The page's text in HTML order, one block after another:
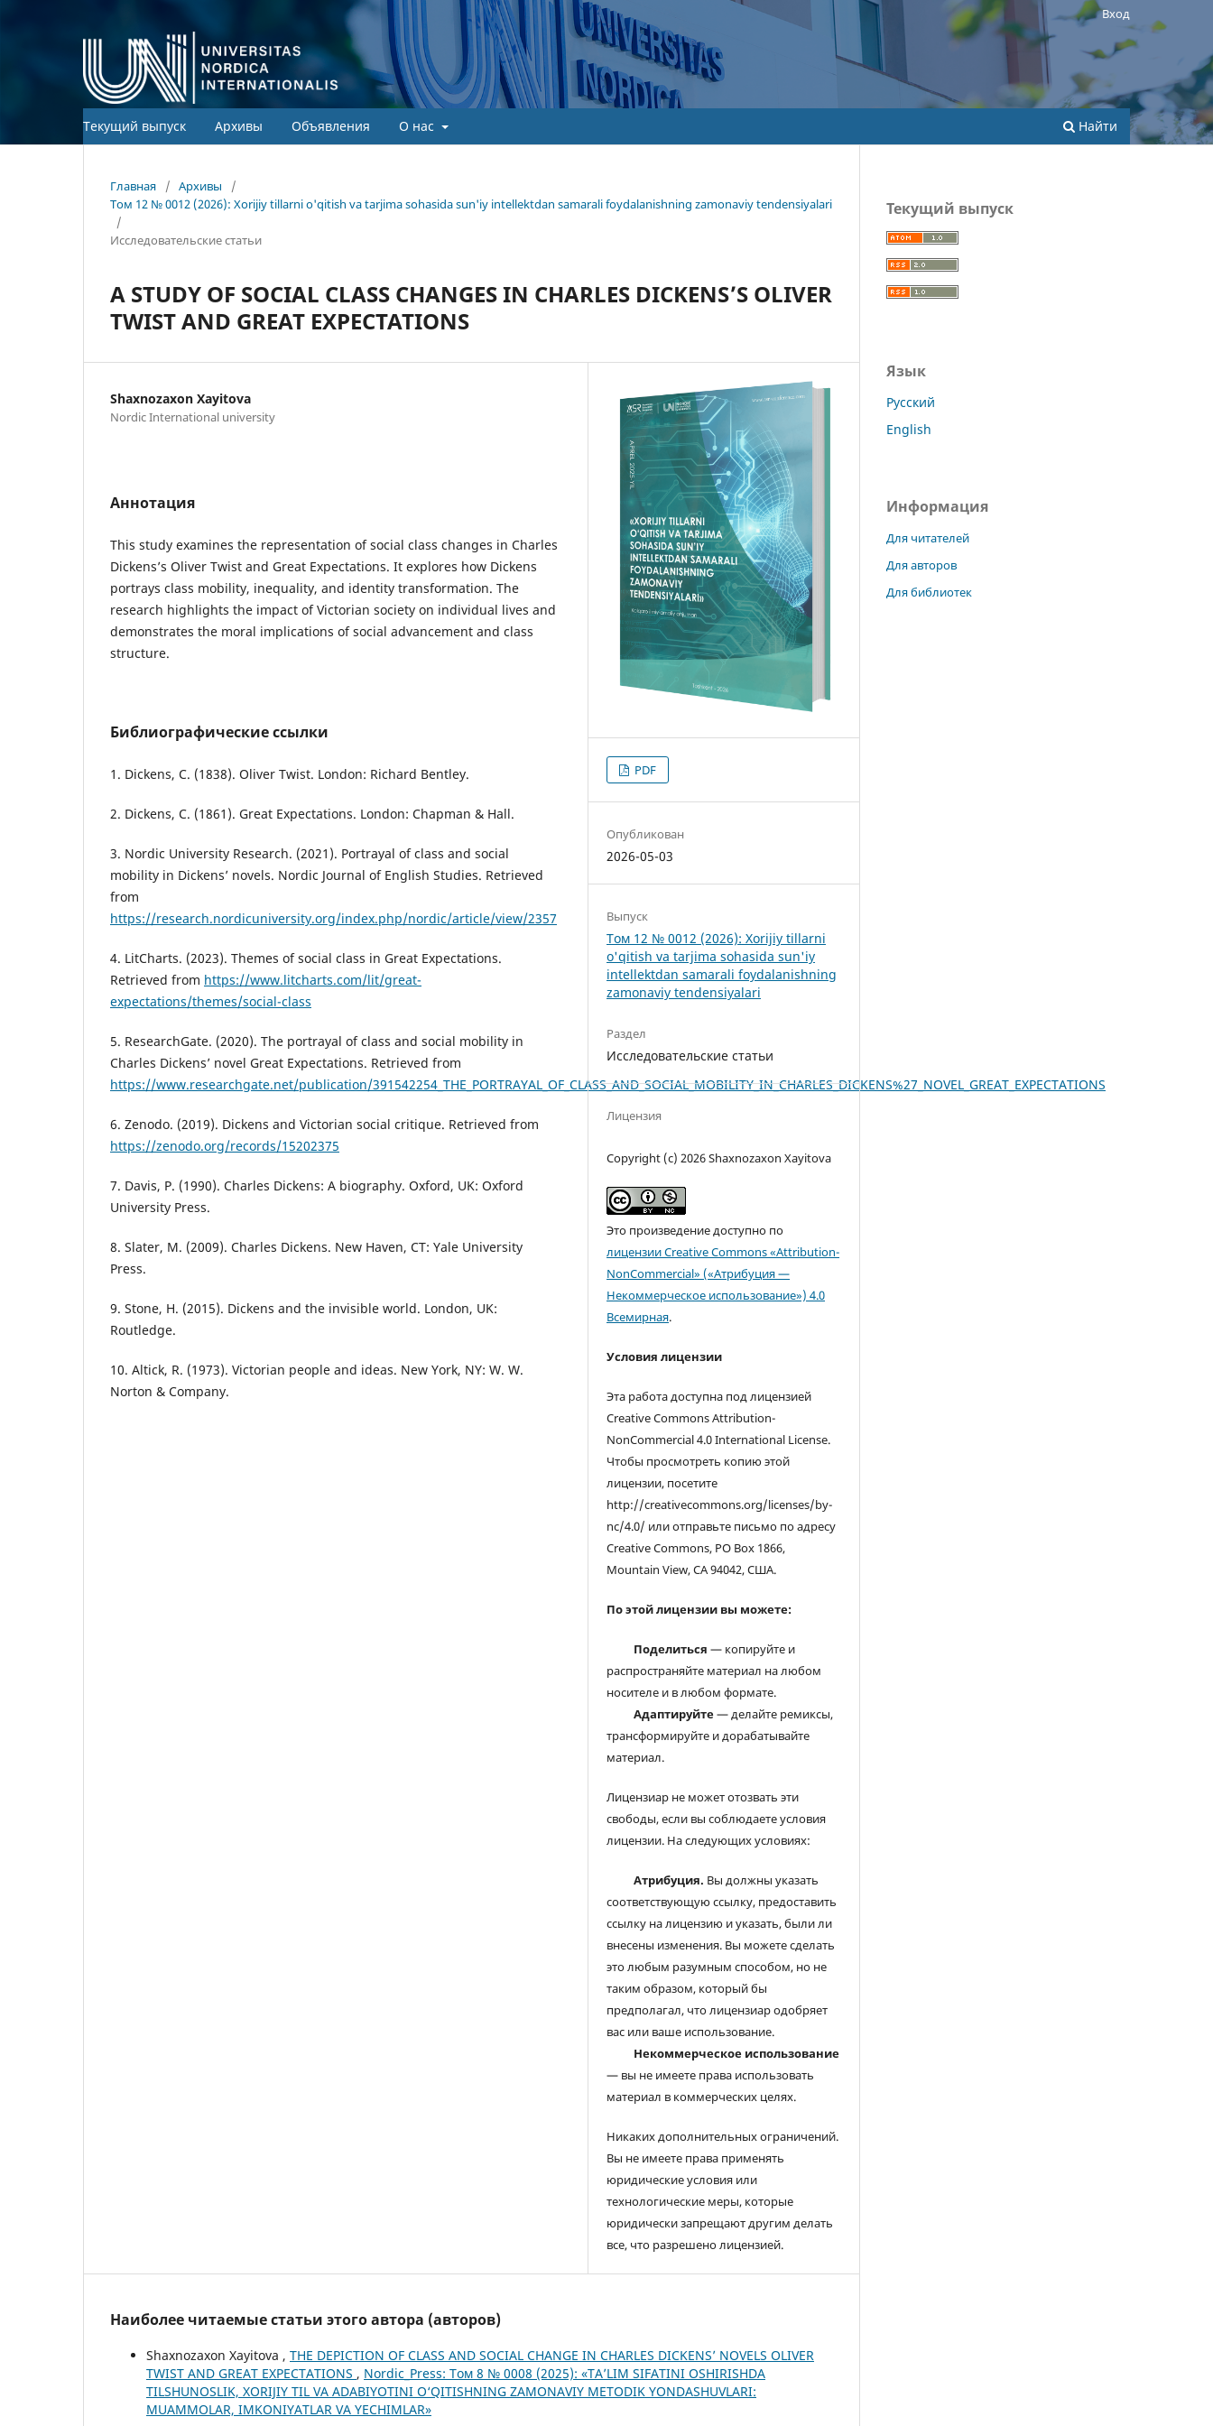
Текущий выпуск Архивы Объявления О нас Найти
Вход
Главная / Архивы
/
Том 12 № 0012 (2026): Xorijiy tillarni o'qitish va tarjima sohasida sun'iy intellektdan samarali foydalanishning zamonaviy tendensiyalari
/
Исследовательские статьи
A STUDY OF SOCIAL CLASS CHANGES IN CHARLES DICKENS’S OLIVER
TWIST AND GREAT EXPECTATIONS
Shaxnozaxon Xayitova
Nordic International university
Аннотация
This study examines the representation of social class changes in Charles
Dickens’s Oliver Twist and Great Expectations. It explores how Dickens
portrays class mobility, inequality, and identity transformation. The
research highlights the impact of Victorian society on individual lives and
demonstrates the moral implications of social advancement and class
structure.
Библиографические ссылки
1. Dickens, C. (1838). Oliver Twist. London: Richard Bentley.
2. Dickens, C. (1861). Great Expectations. London: Chapman & Hall.
3. Nordic University Research. (2021). Portrayal of class and social
mobility in Dickens’ novels. Nordic Journal of English Studies. Retrieved
from
https://research.nordicuniversity.org/index.php/nordic/article/view/2357
4. LitCharts. (2023). Themes of social class in Great Expectations.
Retrieved from https://www.litcharts.com/lit/great-
expectations/themes/social-class
5. ResearchGate. (2020). The portrayal of class and social mobility in
Charles Dickens’ novel Great Expectations. Retrieved from
https://www.researchgate.net/publication/391542254_THE_PORTRAYAL_OF_CLASS_AND_SOCIAL_MOBILITY_IN_CHARLES_DICKENS%27_NOVEL_GREAT_EXPECTATIONS
6. Zenodo. (2019). Dickens and Victorian social critique. Retrieved from
https://zenodo.org/records/15202375
7. Davis, P. (1990). Charles Dickens: A biography. Oxford, UK: Oxford
University Press.
8. Slater, M. (2009). Charles Dickens. New Haven, CT: Yale University
Press.
9. Stone, H. (2015). Dickens and the invisible world. London, UK:
Routledge.
10. Altick, R. (1973). Victorian people and ideas. New York, NY: W. W.
Norton & Company.
PDF
Опубликован
2026-05-03
Выпуск
Том 12 № 0012 (2026): Xorijiy tillarni
o'qitish va tarjima sohasida sun'iy
intellektdan samarali foydalanishning
zamonaviy tendensiyalari
Раздел
Исследовательские статьи
Лицензия
Copyright (c) 2026 Shaxnozaxon Xayitova
Это произведение доступно по
лицензии Creative Commons «Attribution-
NonCommercial» («Атрибуция —
Некоммерческое использование») 4.0
Всемирная.
Условия лицензии
Эта работа доступна под лицензией
Creative Commons Attribution-
NonCommercial 4.0 International License.
Чтобы просмотреть копию этой
лицензии, посетите
http://creativecommons.org/licenses/by-
nc/4.0/ или отправьте письмо по адресу
Creative Commons, PO Box 1866,
Mountain View, CA 94042, США.
По этой лицензии вы можете:
Поделиться — копируйте и
распространяйте материал на любом
носителе и в любом формате.
Адаптируйте— делайте ремиксы,
трансформируйте и дорабатывайте
материал.
Лицензиар не может отозвать эти
свободы, если вы соблюдаете условия
лицензии. На следующих условиях:
Атрибуция. Вы должны указать
соответствующую ссылку, предоставить
ссылку на лицензию и указать, были ли
внесены изменения. Вы можете сделать
это любым разумным способом, но не
таким образом, который бы
предполагал, что лицензиар одобряет
вас или ваше использование.
Некоммерческое использование
— вы не имеете права использовать
материал в коммерческих целях.
Никаких дополнительных ограничений.
Вы не имеете права применять
юридические условия или
технологические меры, которые
юридически запрещают другим делать
все, что разрешено лицензией.
Наиболее читаемые статьи этого автора (авторов)
Shaxnozaxon Xayitova , THE DEPICTION OF CLASS AND SOCIAL CHANGE IN CHARLES DICKENS’ NOVELS OLIVER
TWIST AND GREAT EXPECTATIONS , Nordic_Press: Том 8 № 0008 (2025): «TA’LIM SIFATINI OSHIRISHDA
TILSHUNOSLIK, XORIJIY TIL VA ADABIYOTINI O‘QITISHNING ZAMONAVIY METODIK YONDASHUVLARI:
MUAMMOLAR, IMKONIYATLAR VA YECHIMLAR»
Текущий выпуск
Язык
Русский
English
Информация
Для читателей
Для авторов
Для библиотек